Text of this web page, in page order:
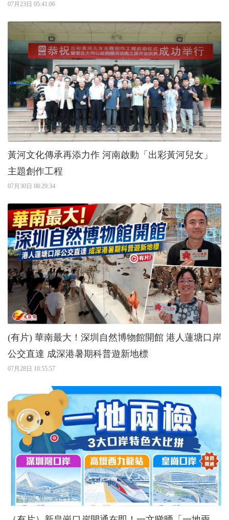
07月23日 05:41:06
黃河文化傳承再添力作 河南啟動「出彩黃河兒女」
主題創作工程
07月30日 08:29:34
(有片) 華南最大！深圳自然博物館開館 港人蓮塘口岸
公交直達 成深港暑期科普遊新地標
07月28日 10:55:57